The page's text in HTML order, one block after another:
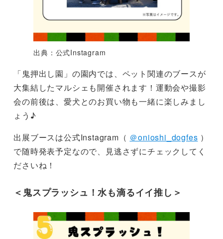
出典：公式Instagram
「鬼押出し園」の園内では、ペット関連のブースが
大集結したマルシェも開催されます！運動会や撮影
会の前後は、愛犬とのお買い物も一緒に楽しみまし
ょう♪
出展ブースは公式Instagram（ ＠onioshi_dogfes ）
で随時発表予定なので、見逃さずにチェックしてく
ださいね！
＜鬼スプラッシュ！水も滴るイイ推し＞